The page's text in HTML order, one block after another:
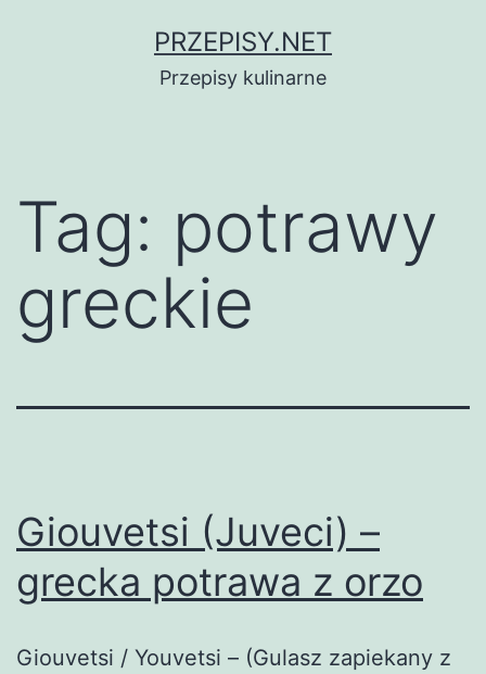
PRZEPISY.NET
Przepisy kulinarne
Tag: potrawy
greckie
Giouvetsi (Juveci) –
grecka potrawa z orzo
Giouvetsi / Youvetsi – (Gulasz zapiekany z